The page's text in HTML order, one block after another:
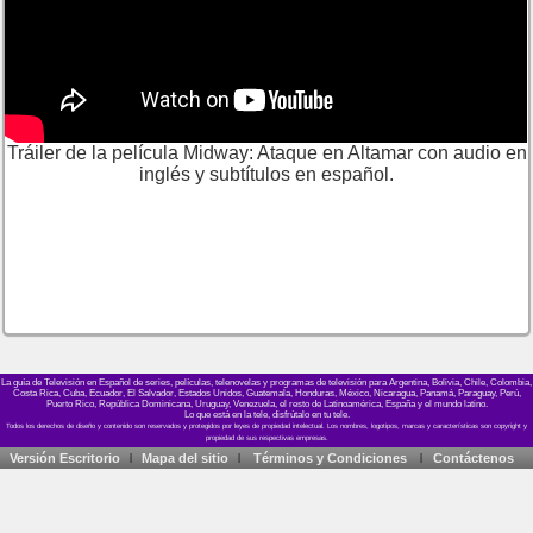
Tráiler de la película Midway: Ataque en Altamar con audio en
inglés y subtítulos en español.
La guía de Televisión en Español de series, películas, telenovelas y programas de televisión para Argentina, Bolivia, Chile, Colombia,
Costa Rica, Cuba, Ecuador, El Salvador, Estados Unidos, Guatemala, Honduras, México, Nicaragua, Panamá, Paraguay, Perú,
Puerto Rico, República Dominicana, Uruguay, Venezuela, el resto de Latinoamérica, España y el mundo latino.
Lo que está en la tele, disfrútalo en tu tele.
Versión Escritorio Mapa del sitio Términos y Condiciones Contáctenos